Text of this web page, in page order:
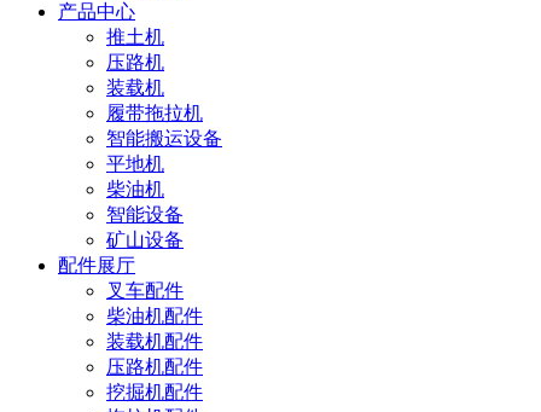
产品中心
推土机
压路机
装载机
履带拖拉机
智能搬运设备
平地机
柴油机
智能设备
矿山设备
配件展厅
叉车配件
柴油机配件
装载机配件
压路机配件
挖掘机配件